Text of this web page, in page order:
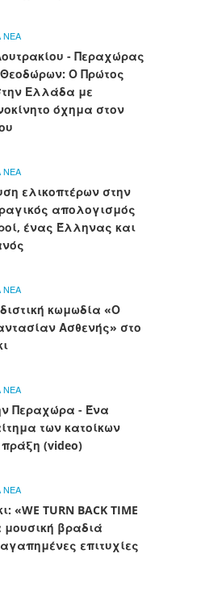
ΝΕΑ
- Περαχώρας
Ο Πρώτος
Ελλάδα με
όχημα στον
ΝΕΑ
ελικοπτέρων στην
απολογισμός
ένας Έλληνας και
ΝΕΑ
κωμωδία «Ο
Ασθενής» στο
ΝΕΑ
Περαχώρα - Ένα
των κατοίκων
πράξη (video)
ΝΕΑ
«WE TURN BACK TIME
μουσική βραδιά
επιτυχίες